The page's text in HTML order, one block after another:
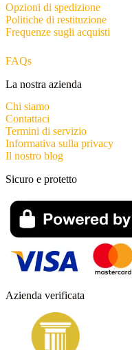
Opzioni di spedizione
Politiche di restituzione
Frequenze sugli acquisti
FAQs
La nostra azienda
Chi siamo
Contattaci
Termini di servizio
Informativa sulla privacy
Il nostro blog
Azienda verificata
Sicuro e protetto